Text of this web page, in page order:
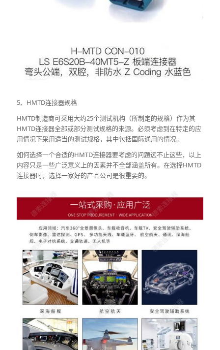
5、HMTD连接器规格
HMTD制造商可采用大约25个测试机构（所制定的规格）作为其
HMTD连接器全部或部分测试规格的来源。必须考虑到在特定的应
用情况下采用适当的测试规格，其中包括国际通用的情况。
如何选择一个合适的HMTD连接器要考虑的问题远不止这些，以上
内容只是一些广泛意义上的因素并不全部涵盖所有。在选择HMTD
连接器时，选择一家好的产品公司是很重要的。